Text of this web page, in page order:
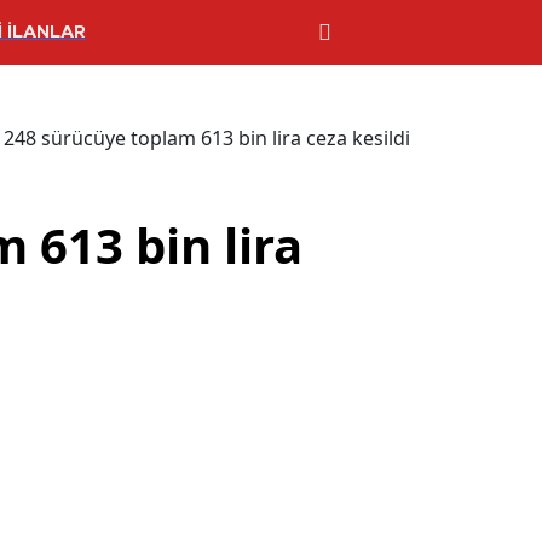
İLANLAR
sürücüye toplam 613 bin lira ceza kesildi
613 bin lira